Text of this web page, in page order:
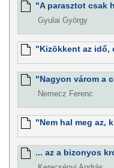
"A parasztot csak
Gyulai György
"Kizökkent az idő,
"Nagyon várom a
Nemecz Ferenc
"Nem hal meg az,
... az a bizonyos